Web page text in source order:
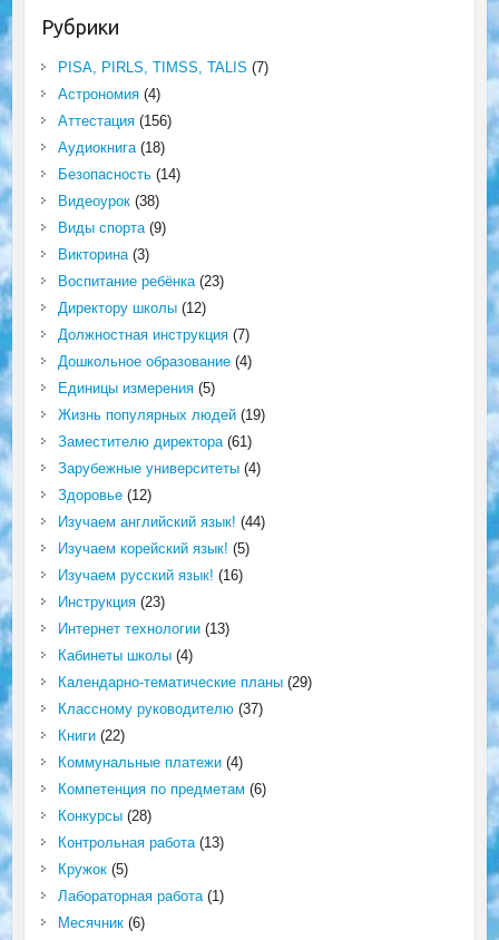
Рубрики
PISA, PIRLS, TIMSS, TALIS (7)
Астрономия(4)
Аттестация(156)
Аудиокнига(18)
Безопасность(14)
Видеоурок(38)
Виды спорта(9)
Викторина(3)
Воспитание ребёнка(23)
Директору школы(12)
Должностная инструкция(7)
Дошкольное образование(4)
Единицы измерения(5)
Жизнь популярных людей(19)
Заместителю директора(61)
Зарубежные университеты(4)
Здоровье(12)
Изучаем английский язык! (44)
Изучаем корейский язык! (5)
Изучаем русский язык! (16)
Инструкция(23)
Интернет технологии(13)
Кабинеты школы(4)
Календарно-тематические планы(29)
Классному руководителю(37)
Книги(22)
Коммунальные платежи(4)
Компетенция по предметам (6)
Конкурсы(28)
Контрольная работа(13)
Кружок(5)
Лабораторная работа(1)
Месячник(6)